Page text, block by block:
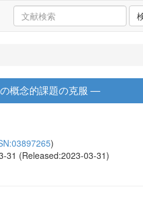
概念的課題の克服 ―
)
31 (Released:2023-03-31)